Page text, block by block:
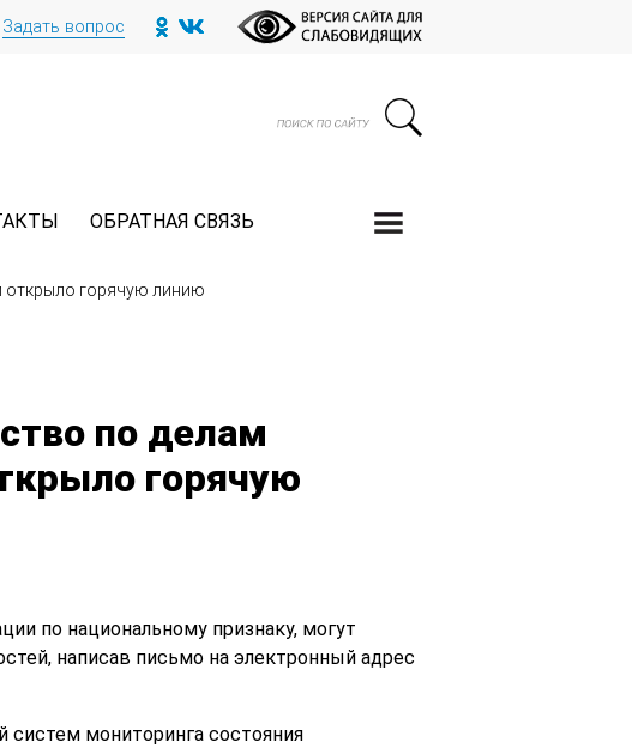
Задать вопрос
ОБРАТНАЯ СВЯЗЬ
открыло горячую линию
по делам
горячую
по национальному признаку, могут
написав письмо на электронный адрес
систем мониторинга состояния